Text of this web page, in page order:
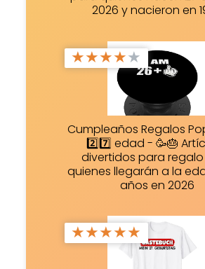
2026 y nacieron en
★★★★★
Cumpleaños Regalos
2️⃣7️⃣ edad - 🥳🎂
divertidos para
quienes llegarán a la
años en 2026
★★★★★